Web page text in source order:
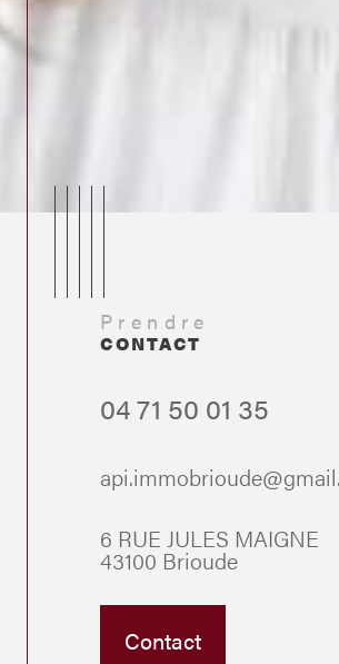
Prendre
CONTACT
04 71 50 01 35
6 RUE JULES MAIGNE
43100 Brioude
Contact